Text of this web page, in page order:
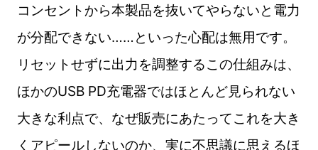
コンセントから本製品を抜いてやらないと電力
が分配できない……といった心配は無用です。
リセットせずに出力を調整するこの仕組みは、
ほかのUSB PD充電器ではほとんど見られない
大きな利点で、なぜ販売にあたってこれを大き
くアピールしないのか、実に不思議に思えるほ